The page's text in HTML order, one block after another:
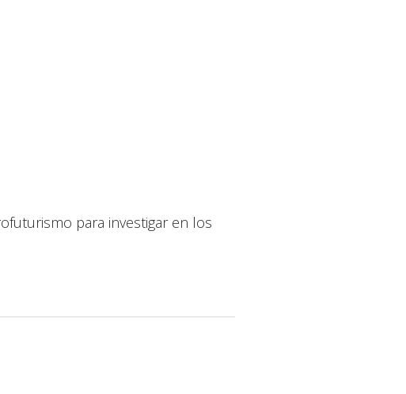
para investigar en los